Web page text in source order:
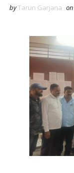
byTarun Garjana on